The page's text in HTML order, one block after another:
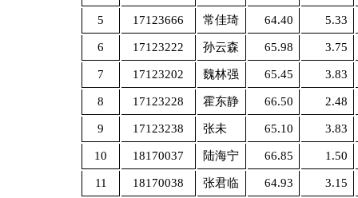
5 17123666 常佳琦 64.40 5.33
6 17123222 孙云森 65.98 3.75
7 17123202 魏林强 65.45 3.83
8 17123228 霍东静 66.50 2.48
9 17123238 张未 65.10 3.83
10 18170037 陆海宁 66.85 1.50
11 18170038 张君临 64.93 3.15